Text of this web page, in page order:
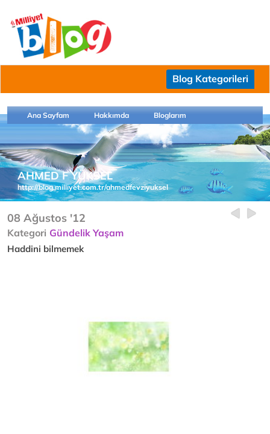
Blog Kategorileri
Ana Sayfam Hakkımda Bloglarım
AHMED F YÜKSEL
http://blog.milliyet.com.tr/ahmedfevziyuksel
08 Ağustos '12
Kategori Gündelik Yaşam
Haddini bilmemek